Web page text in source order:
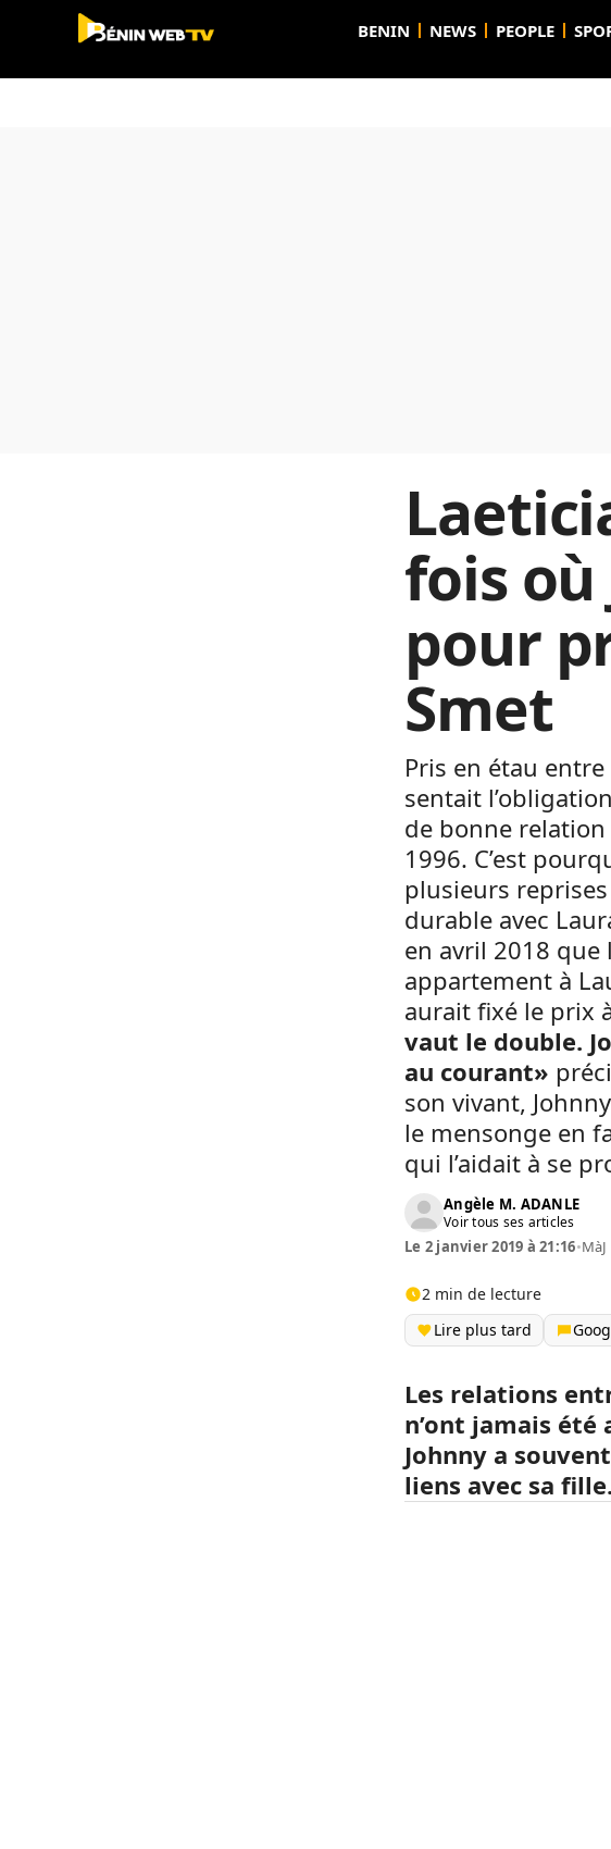
BENIN NEWS PEOPLE
fois où
pour
Smet
Pris en étau
sentait
de bonne
1996. C’est
plusieurs
durable avec
en avril 2018 que l
appartement à
aurait fixé le prix
vaut le double.
au courant»
son vivant,
le mensonge en
qui l’aidait à se
Angèle M. ADANLE
Voir tous ses articles
Le 2 janvier 2019 à 21:16•
2 min de lecture
Lire plus tard
Les relations
n’ont jamais été
Johnny a
liens avec sa fille.